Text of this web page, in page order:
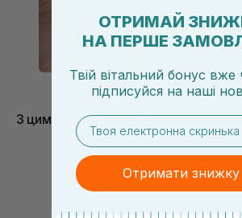
З цим товаром купують
ОТРИМАЙ
НА ПЕРШЕ
Твій вітальний бонус
підписуйся на наші
email
Отримати знижку